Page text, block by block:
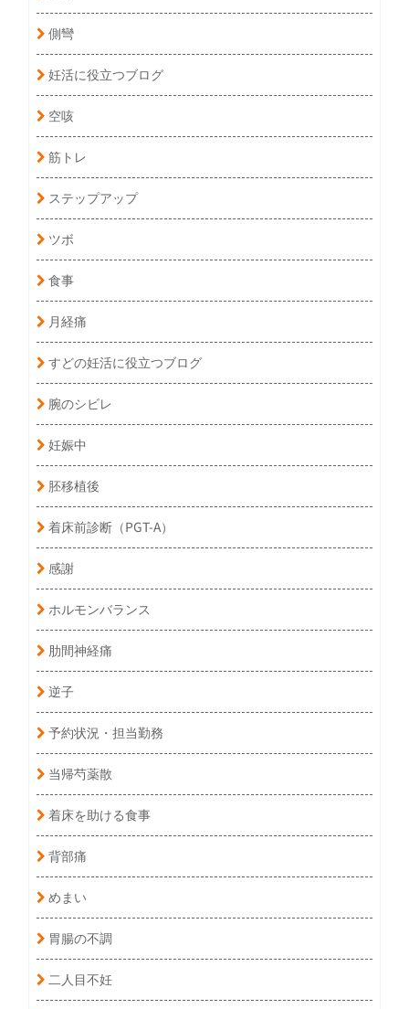
側彎
妊活に役立つブログ
空咳
筋トレ
ステップアップ
ツボ
食事
月経痛
すどの妊活に役立つブログ
腕のシビレ
妊娠中
胚移植後
着床前診断（PGT-A）
感謝
ホルモンバランス
肋間神経痛
逆子
予約状況・担当勤務
当帰芍薬散
着床を助ける食事
背部痛
めまい
胃腸の不調
二人目不妊